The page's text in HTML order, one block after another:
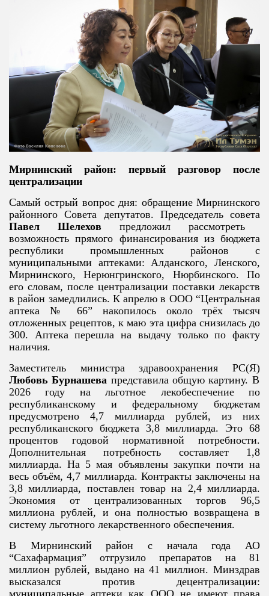
Мирнинский район: первый разговор после
централизации
Самый острый вопрос дня: обращение Мирнинского
районного Совета депутатов. Председатель совета
Павел Шелехов предложил рассмотреть
возможность прямого финансирования из бюджета
республики промышленных районов с
муниципальными аптеками: Алданского, Ленского,
Мирнинского, Нерюнгринского, Нюрбинского. По
его словам, после централизации поставки лекарств
в район замедлились. К апрелю в ООО “Центральная
аптека № 66” накопилось около трёх тысяч
отложенных рецептов, к маю эта цифра снизилась до
300. Аптека перешла на выдачу только по факту
наличия.
Заместитель министра здравоохранения РС(Я)
Любовь Бурнашева представила общую картину. В
2026 году на льготное лекобеспечение по
республиканскому и федеральному бюджетам
предусмотрено 4,7 миллиарда рублей, из них
республиканского бюджета 3,8 миллиарда. Это 68
процентов годовой нормативной потребности.
Дополнительная потребность составляет 1,8
миллиарда. На 5 мая объявлены закупки почти на
весь объём, 4,7 миллиарда. Контракты заключены на
3,8 миллиарда, поставлен товар на 2,4 миллиарда.
Экономия от централизованных торгов 96,5
миллиона рублей, и она полностью возвращена в
систему льготного лекарственного обеспечения.
В Мирнинский район с начала года АО
“Сахафармация” отгрузило препаратов на 81
миллион рублей, выдано на 41 миллион. Минздрав
высказался против децентрализации: